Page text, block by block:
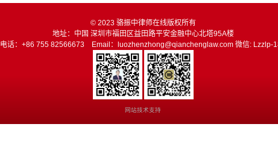
© 2023 骆振中律师在线版权所有
地址：中国 深圳市福田区益田路平安金融中心北塔95A楼
电话：+86 755 82566673 Email：luozhenzhong@qianchenglaw.com 微信: Lzzlp-
网站技术支持